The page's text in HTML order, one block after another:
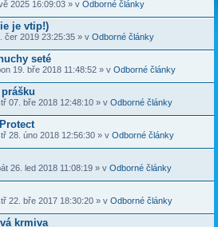
2025 16:09:03 » v Odborné články
je vtip!)
čer 2019 23:25:35 » v Odborné články
seté
19. bře 2018 11:48:52 » v Odborné články
07. bře 2018 12:48:10 » v Odborné články
28. úno 2018 12:56:30 » v Odborné články
26. led 2018 11:08:19 » v Odborné články
22. bře 2017 18:30:20 » v Odborné články
krmiva